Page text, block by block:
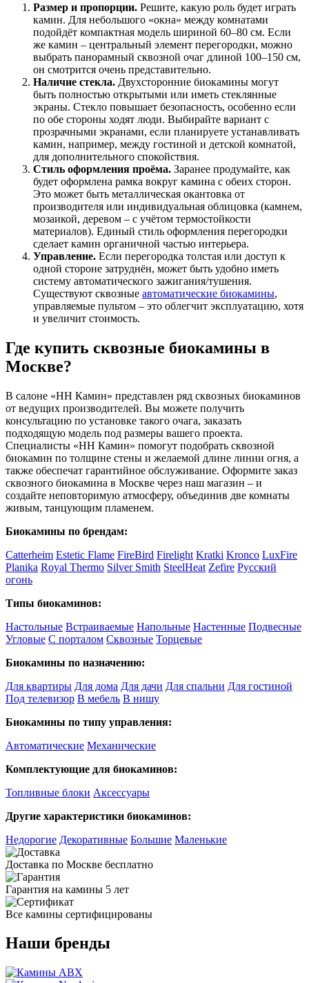
Размер и пропорции. Решите, какую роль будет играть
камин. Для небольшого «окна» между комнатами
подойдёт компактная модель шириной 60–80 см. Если
же камин – центральный элемент перегородки, можно
выбрать панорамный сквозной очаг длиной 100–150 см,
он смотрится очень представительно.
Наличие стекла. Двухсторонние биокамины могут
быть полностью открытыми или иметь стеклянные
экраны. Стекло повышает безопасность, особенно если
по обе стороны ходят люди. Выбирайте вариант с
прозрачными экранами, если планируете устанавливать
камин, например, между гостиной и детской комнатой,
для дополнительного спокойствия.
Стиль оформления проёма. Заранее продумайте, как
будет оформлена рамка вокруг камина с обеих сторон.
Это может быть металлическая окантовка от
производителя или индивидуальная облицовка (камнем,
мозаикой, деревом – с учётом термостойкости
материалов). Единый стиль оформления перегородки
сделает камин органичной частью интерьера.
Управление. Если перегородка толстая или доступ к
одной стороне затруднён, может быть удобно иметь
систему автоматического зажигания/тушения.
Существуют сквозные автоматические биокамины,
управляемые пультом – это облегчит эксплуатацию, хотя
и увеличит стоимость.
Где купить сквозные биокамины в
Москве?
В салоне «НН Камин» представлен ряд сквозных биокаминов
от ведущих производителей. Вы можете получить
консультацию по установке такого очага, заказать
подходящую модель под размеры вашего проекта.
Специалисты «НН Камин» помогут подобрать сквозной
биокамин по толщине стены и желаемой длине линии огня, а
также обеспечат гарантийное обслуживание. Оформите заказ
сквозного биокамина в Москве через наш магазин – и
создайте неповторимую атмосферу, объединив две комнаты
живым, танцующим пламенем.
Биокамины по брендам:
Catterheim Estetic Flame FireBird Firelight Kratki Kronco LuxFire
Planika Royal Thermo Silver Smith SteelHeat Zefire Русский
огонь
Типы биокаминов:
Настольные Встраиваемые Напольные Настенные Подвесные
Угловые С порталом Сквозные Торцевые
Биокамины по назначению:
Для квартиры Для дома Для дачи Для спальни Для гостиной
Под телевизор В мебель В нишу
Биокамины по типу управления:
Автоматические Механические
Комплектующие для биокаминов:
Топливные блоки Аксессуары
Другие характеристики биокаминов:
Недорогие Декоративные Большие Маленькие
Доставка по Москве бесплатно
Гарантия на камины 5 лет
Все камины сертифицированы
Наши бренды